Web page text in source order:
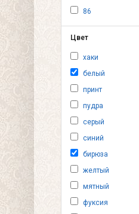
86
Цвет
хаки
белый
принт
пудра
серый
синий
бирюза
желтый
мятный
фуксия